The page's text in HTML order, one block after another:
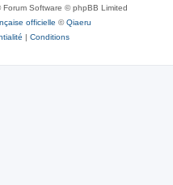
Forum Software © phpBB Limited
officielle ©Qiaeru
| Conditions